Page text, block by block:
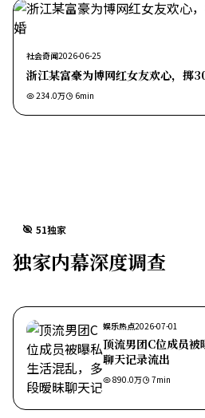
社会奇闻2026-06-25
浙江某富豪为博网红女友欢心，掷
234.0万 6min
51独家
独家内幕深度调查
娱乐热点2026-07-01
顶流男团C位成员被
聊天记录流出
890.0万 7min